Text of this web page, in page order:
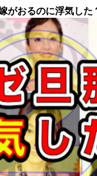
がおるのに浮気し